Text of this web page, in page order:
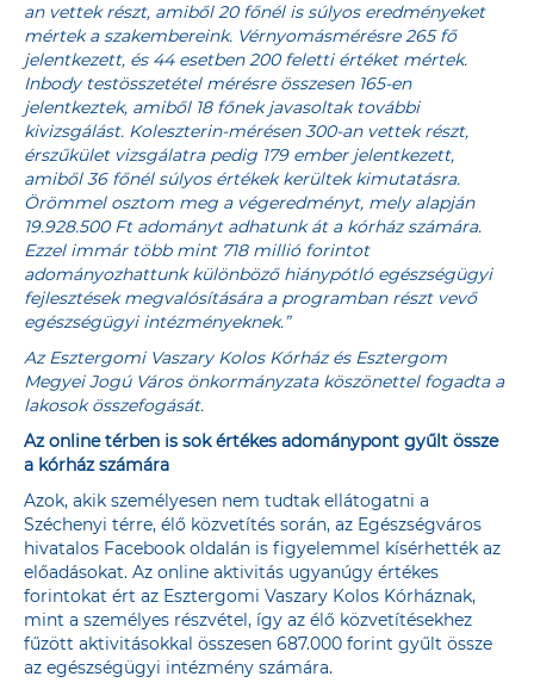
an vettek részt, amiből 20 főnél is súlyos eredményeket
mértek a szakembereink. Vérnyomásmérésre 265 fő
jelentkezett, és 44 esetben 200 feletti értéket mértek.
Inbody testösszetétel mérésre összesen 165-en
jelentkeztek, amiből 18 főnek javasoltak további
kivizsgálást. Koleszterin-mérésen 300-an vettek részt,
érszűkület vizsgálatra pedig 179 ember jelentkezett,
amiből 36 főnél súlyos értékek kerültek kimutatásra.
Örömmel osztom meg a végeredményt, mely alapján
19.928.500 Ft adományt adhatunk át a kórház számára.
Ezzel immár több mint 718 millió forintot
adományozhattunk különböző hiánypótló egészségügyi
fejlesztések megvalósítására a programban részt vevő
egészségügyi intézményeknek.”
Az Esztergomi Vaszary Kolos Kórház és Esztergom
Megyei Jogú Város önkormányzata köszönettel fogadta a
lakosok összefogását.
Az online térben is sok értékes adománypont gyűlt össze
a kórház számára
Azok, akik személyesen nem tudtak ellátogatni a
Széchenyi térre, élő közvetítés során, az Egészségváros
hivatalos Facebook oldalán is figyelemmel kísérhették az
előadásokat. Az online aktivitás ugyanúgy értékes
forintokat ért az Esztergomi Vaszary Kolos Kórháznak,
mint a személyes részvétel, így az élő közvetítésekhez
fűzött aktivitásokkal összesen 687.000 forint gyűlt össze
az egészségügyi intézmény számára.